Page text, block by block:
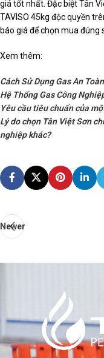
giá tốt nhất. Đặc biệt Tân
TAVISO 45kg độc quyền
báo giá để chọn mua đúng
Xem thêm:
Cách Sử Dụng Gas An Toàn
Hệ Thống Gas Công
Yêu cầu tiêu chuẩn của
Lý do chọn Tân Việt Sơn
nghiệp khác?
Newer